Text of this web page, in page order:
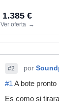
1.385 €
Ver oferta →
#2 por
#1 A bote
Es como si